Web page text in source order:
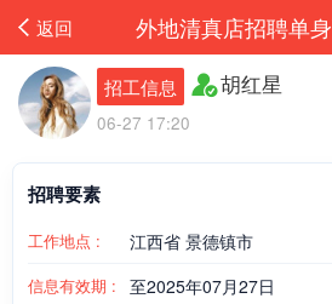
返回
招工信息 胡红星
06-27 17:20
招聘要素
工作地点 : 江西省 景德镇市
信息有效期 : 至2025年07月27日